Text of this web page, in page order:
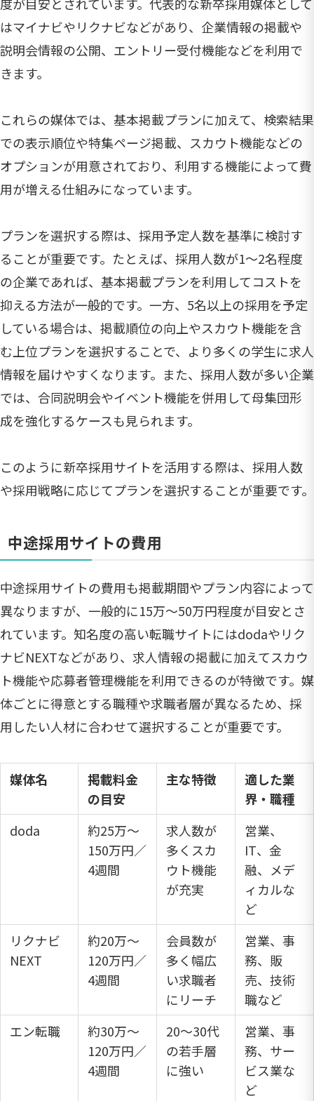
度が目安とされています。代表的な新卒採用媒体として
はマイナビやリクナビなどがあり、企業情報の掲載や
説明会情報の公開、エントリー受付機能などを利用で
きます。
これらの媒体では、基本掲載プランに加えて、検索結果
での表示順位や特集ページ掲載、スカウト機能などの
オプションが用意されており、利用する機能によって費
用が増える仕組みになっています。
プランを選択する際は、採用予定人数を基準に検討す
ることが重要です。たとえば、採用人数が1〜2名程度
の企業であれば、基本掲載プランを利用してコストを
抑える方法が一般的です。一方、5名以上の採用を予定
している場合は、掲載順位の向上やスカウト機能を含
む上位プランを選択することで、より多くの学生に求人
情報を届けやすくなります。また、採用人数が多い企業
では、合同説明会やイベント機能を併用して母集団形
成を強化するケースも見られます。
このように新卒採用サイトを活用する際は、採用人数
や採用戦略に応じてプランを選択することが重要です。
中途採用サイトの費用
中途採用サイトの費用も掲載期間やプラン内容によって
異なりますが、一般的に15万〜50万円程度が目安とさ
れています。知名度の高い転職サイトにはdodaやリク
ナビNEXTなどがあり、求人情報の掲載に加えてスカウ
ト機能や応募者管理機能を利用できるのが特徴です。媒
体ごとに得意とする職種や求職者層が異なるため、採
用したい人材に合わせて選択することが重要です。
媒体名
掲載料金
の目安
主な特徴
適した業
界・職種
doda
約25万～
150万円／
4週間
求人数が
多くスカ
ウト機能
が充実
営業、
IT、金
融、メデ
ィカルな
ど
リクナビ
NEXT
約20万～
120万円／
4週間
会員数が
多く幅広
い求職者
にリーチ
営業、事
務、販
売、技術
職など
エン転職
約30万～
120万円／
4週間
20～30代
の若手層
に強い
営業、事
務、サー
ビス業な
ど